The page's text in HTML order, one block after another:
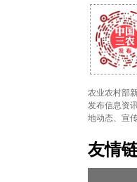
农业农村部
发布信息资
地动态、宣
友情